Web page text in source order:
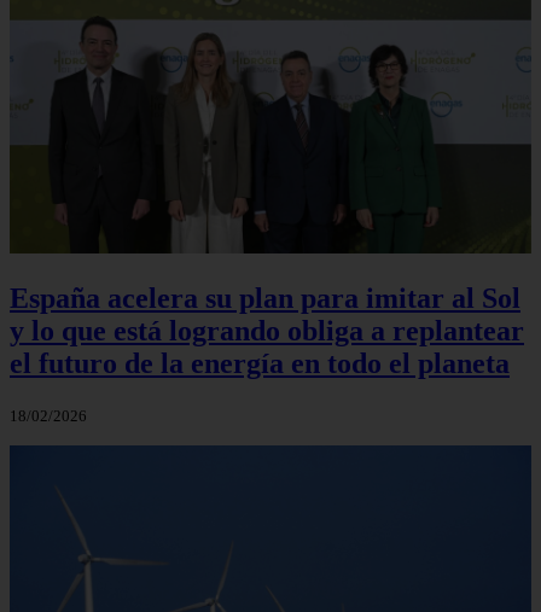
España acelera su plan para imitar al Sol
y lo que está logrando obliga a replantear
el futuro de la energía en todo el planeta
18/02/2026